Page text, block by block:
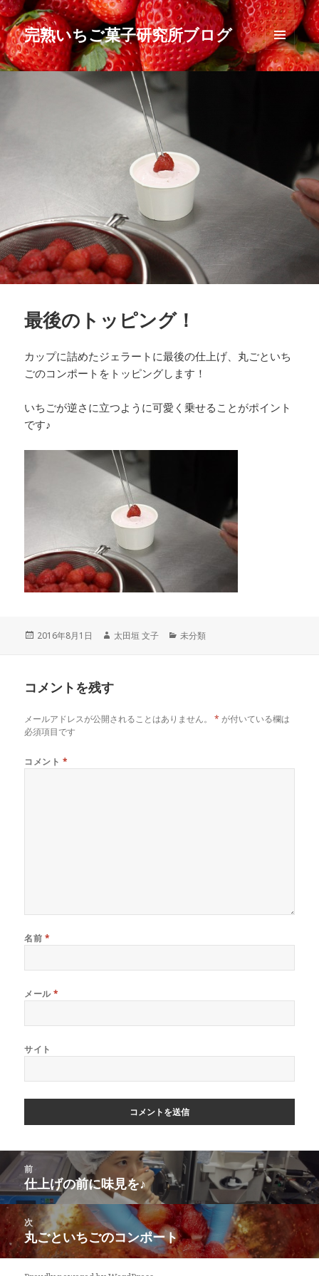
完熟いちご菓子研究所ブログ
メニュ
ーとウ
最後のトッピング！
カップに詰めたジェラートに最後の仕上げ、丸ごといち
ごのコンポートをトッピングします！
いちごが逆さに立つように可愛く乗せることがポイント
です♪
投
2016年8月1日
作
太田垣 文子
カ
未分類
コメントを残す
メールアドレスが公開されることはありません。 * が付いている欄は
必須項目です
コメント *
名前 *
メール*
サイト
稿
ナ
ビ
ゲ
ー
シ
前
前
の
投
稿:
仕上げの前に味見を♪
次
次
の
投
丸ごといちごのコンポート